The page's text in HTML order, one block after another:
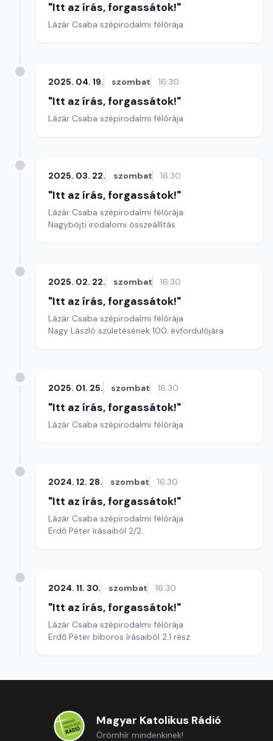
"Itt az írás, forgassátok!"
Lázár Csaba szépirodalmi félórája
2025. 04. 19. szombat 16:30
"Itt az írás, forgassátok!"
Lázár Csaba szépirodalmi félórája
2025. 03. 22. szombat 16:30
"Itt az írás, forgassátok!"
Lázár Csaba szépirodalmi félórája
Nagyböjti irodalomi összeállítás
2025. 02. 22. szombat 16:30
"Itt az írás, forgassátok!"
Lázár Csaba szépirodalmi félórája
Nagy László születésének 100. évfordulójára
2025. 01. 25. szombat 16:30
"Itt az írás, forgassátok!"
Lázár Csaba szépirodalmi félórája
2024. 12. 28. szombat 16:30
"Itt az írás, forgassátok!"
Lázár Csaba szépirodalmi félórája
Erdő Péter írásaiból 2/2.
2024. 11. 30. szombat 16:30
"Itt az írás, forgassátok!"
Lázár Csaba szépirodalmi félórája
Erdő Péter bíboros írásaiból 2.1 rész
Magyar Katolikus Rádió
Örömhír mindenkinek!